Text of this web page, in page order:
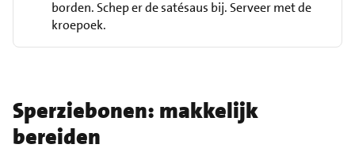
borden. Schep er de satésaus bij. Serveer met de
kroepoek.
Sperziebonen: makkelijk
bereiden